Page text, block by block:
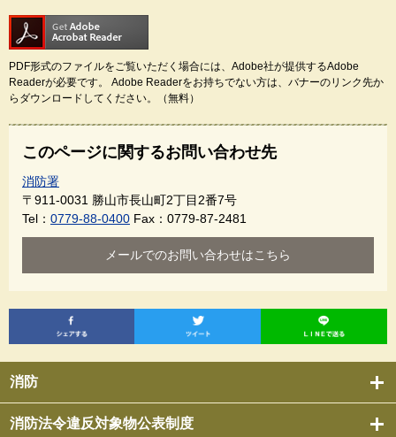
消防
消防法令違反対象物公表制度
PDF形式のファイルをご覧いただく場合には、Adobe社が提供するAdobe
Readerが必要です。
Adobe Readerをお持ちでない方は、バナーのリンク先か
らダウンロードしてください。（無料）
このページに関するお問い合わせ先
消防署
〒911-0031 勝山市長山町2丁目2番7号
Tel： 0779-88-0400 Fax：0779-87-2481
メールでのお問い合わせはこちら